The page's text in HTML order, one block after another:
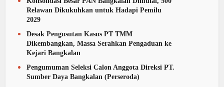
Relawan Dikukuhkan untuk Hadapi Pemilu
2029
Desak Pengusutan Kasus PT TMM
Dikembangkan, Massa Serahkan Pengaduan ke
Kejari Bangkalan
Pengumuman Seleksi Calon Anggota Direksi PT.
Sumber Daya Bangkalan (Perseroda)